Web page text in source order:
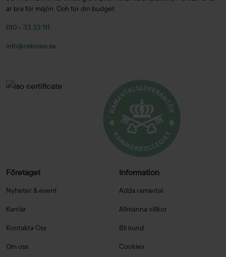
är bra för miljön. Och för din budget.
010 – 33 33 111
info@rekomo.se
Företaget
Nyheter & event
Karriär
Kontakta Oss
Om oss
Information
Adda ramavtal
Allmänna villkor
Bli kund
Cookies